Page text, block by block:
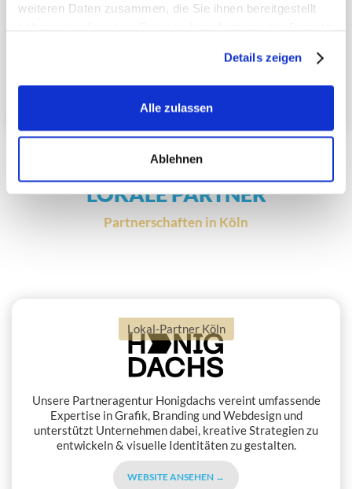
weiteren Daten zusammen, die Sie ihnen bereitgestellt
Details zeigen
Alle zulassen
Ablehnen
in denen Kinder mit Freude ihre Begeisterung für
WEBSITE ANSEHEN →
LOKALE PARTNER
Partnerschaften in Köln
Lokal-Partner Köln
Unsere Partneragentur Honigdachs vereint umfassende
Expertise in Grafik, Branding und Webdesign und
unterstützt Unternehmen dabei, kreative Strategien zu
entwickeln & visuelle Identitäten zu gestalten.
WEBSITE ANSEHEN →